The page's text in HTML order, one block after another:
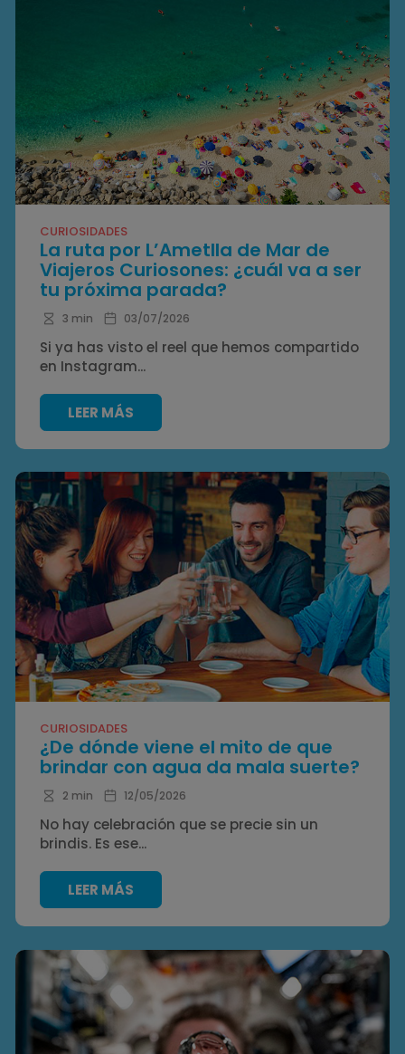
CURIOSIDADES
La ruta por L’Ametlla de Mar de
Viajeros Curiosones: ¿cuál va a ser
tu próxima parada?
3 min 03/07/2026
Si ya has visto el reel que hemos compartido
en Instagram...
LEER MÁS
CURIOSIDADES
¿De dónde viene el mito de que
brindar con agua da mala suerte?
2 min 12/05/2026
No hay celebración que se precie sin un
brindis. Es ese...
LEER MÁS